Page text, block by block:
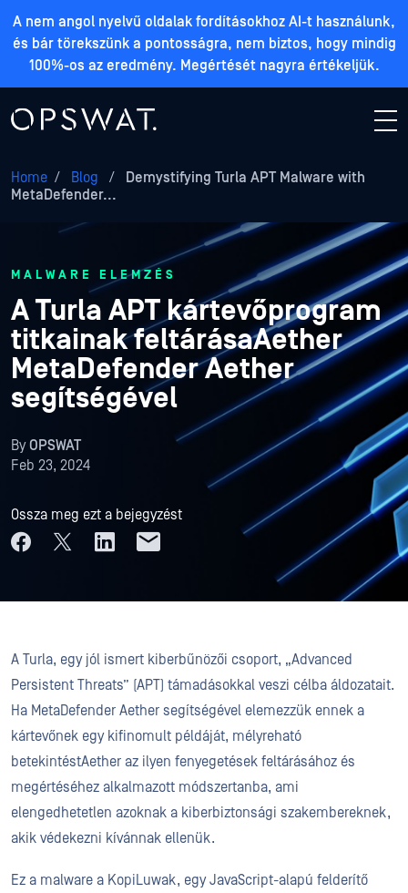
A nem angol nyelvű oldalak fordításokhoz AI-t használunk,
és bár törekszünk a pontosságra, nem biztos, hogy mindig
100%-os az eredmény. Megértését nagyra értékeljük.
Home / Blog /
Demystifying Turla APT Malware with
MetaDefender...
MALWARE ELEMZÉS
A Turla APT kártevőprogram
titkainak feltárásaAether
MetaDefender Aether
segítségével
ByOPSWAT
Feb 23, 2024
Ossza meg ezt a bejegyzést
A Turla, egy jól ismert kiberbűnözői csoport, „Advanced
Persistent Threats” (APT) támadásokkal veszi célba áldozatait.
Ha MetaDefender Aether segítségével elemezzük ennek a
kártevőnek egy kifinomult példáját, mélyreható
betekintéstAether az ilyen fenyegetések feltárásához és
megértéséhez alkalmazott módszertanba, ami
elengedhetetlen azoknak a kiberbiztonsági szakembereknek,
akik védekezni kívánnak ellenük.
Ez a malware a KopiLuwak, egy JavaScript-alapú felderítő